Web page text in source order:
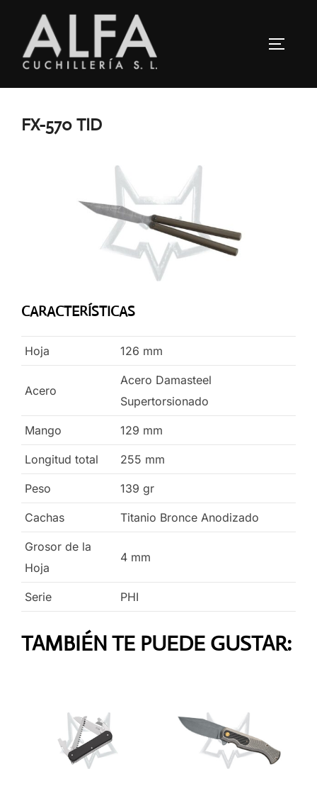
contenido
FX-570 TID
CARACTERÍSTICAS
Hoja 126 mm
Acero
Acero Damasteel
Supertorsionado
Mango 129 mm
Longitud total 255 mm
Peso 139 gr
Cachas Titanio Bronce Anodizado
Grosor de la
Hoja
4 mm
Serie PHI
TAMBIÉN TE PUEDE GUSTAR: